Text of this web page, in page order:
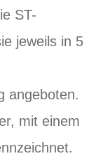
ST-
jeweils in 5
angeboten.
mit einem